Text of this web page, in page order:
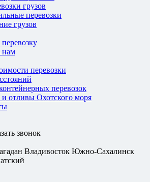
грузов
перевозки
грузов
нам
перевозки
перевозок
отливы Охотского моря
звонок
Владивосток Южно-Сахалинск